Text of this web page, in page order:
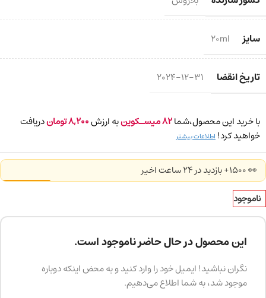
سایز 20ml
تاریخ انقضا 2024-12-31
با خرید این محصول،شما82میسـکوینبه ارزش8,200توماندریافت
خواهید کرد! اطلاعات بیشتر
👀 1500+ بازدید در ۲۴ ساعت اخیر
ناموجود
این محصول در حال حاضر ناموجود است.
نگران نباشید! ایمیل خود را وارد کنید و به محض اینکه دوباره
موجود شد، به شما اطلاع می‌دهیم.